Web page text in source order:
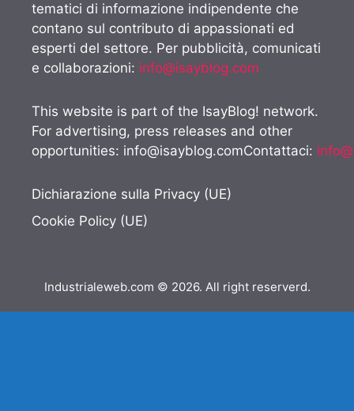
tematici di informazione indipendente che
contano sul contributo di appassionati ed
esperti del settore. Per pubblicità, comunicati
e collaborazioni: info@isayblog.com
This website is part of the IsayBlog! network.
For advertising, press releases and other
opportunities: info@isayblog.comContattaci:
Dichiarazione sulla Privacy (UE)
Cookie Policy (UE)
Industrialeweb.com © 2026. All right reserverd.